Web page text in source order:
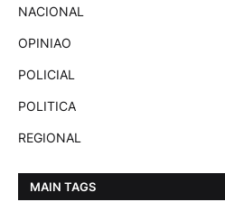
NACIONAL
OPINIAO
POLICIAL
POLITICA
REGIONAL
MAIN TAGS